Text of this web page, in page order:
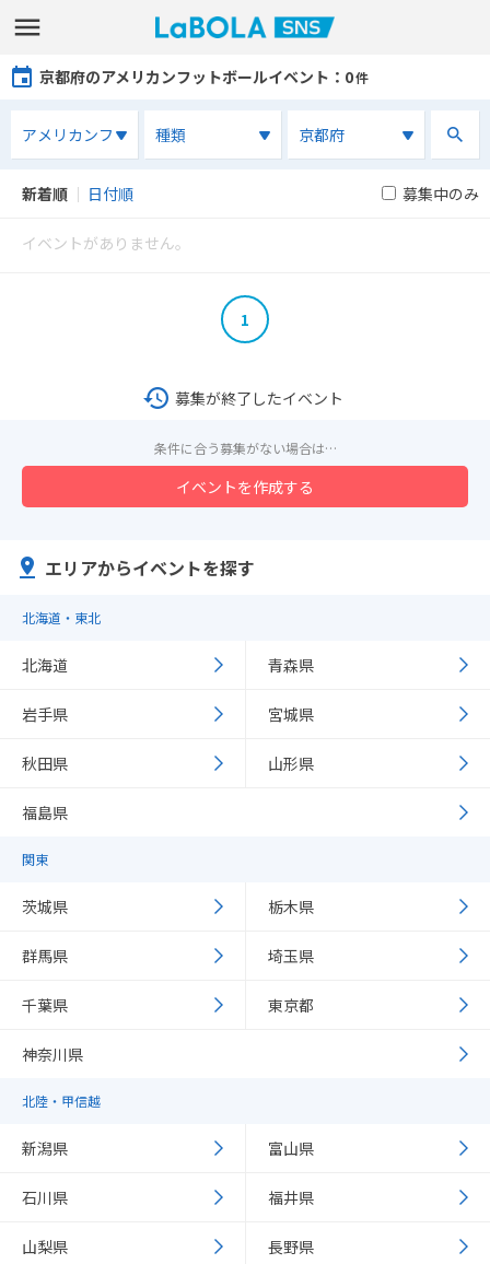
京都府のアメリカンフットボールイベント ：0件
新着順 ｜ 日付順 募集中のみ
イベントがありません。
1
募集が終了したイベント
条件に合う募集がない場合は…
イベントを作成する
エリアからイベントを探す
北海道・東北
北海道 青森県
岩手県 宮城県
秋田県 山形県
福島県
関東
茨城県 栃木県
群馬県 埼玉県
千葉県 東京都
神奈川県
北陸・甲信越
新潟県 富山県
石川県 福井県
山梨県 長野県